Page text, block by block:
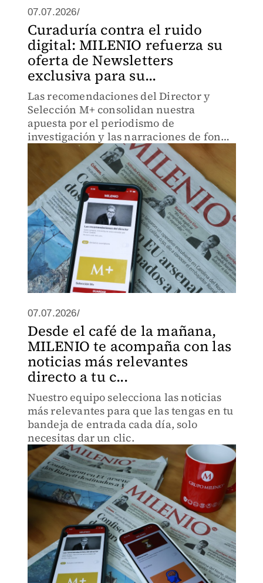
07.07.2026/
Curaduría contra el ruido
digital: MILENIO refuerza su
oferta de Newsletters
exclusiva para su...
Las recomendaciones del Director y
Selección M+ consolidan nuestra
apuesta por el periodismo de
investigación y las narraciones de fondo
directo al correo electrónico.
07.07.2026/
Desde el café de la mañana,
MILENIO te acompaña con las
noticias más relevantes
directo a tu c...
Nuestro equipo selecciona las noticias
más relevantes para que las tengas en tu
bandeja de entrada cada día, solo
necesitas dar un clic.